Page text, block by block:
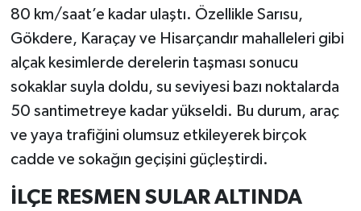
80 km/saat’e kadar ulaştı. Özellikle Sarısu,
Gökdere, Karaçay ve Hisarçandır mahalleleri gibi
alçak kesimlerde derelerin taşması sonucu
sokaklar suyla doldu, su seviyesi bazı noktalarda
50 santimetreye kadar yükseldi. Bu durum, araç
ve yaya trafiğini olumsuz etkileyerek birçok
cadde ve sokağın geçişini güçleştirdi.
İLÇE RESMEN SULAR ALTINDA